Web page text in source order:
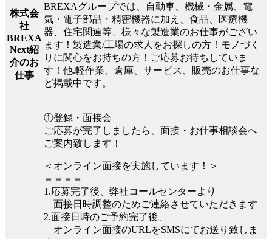
株式会
社
BREXA
Next紹
介のお
仕事
BREXAグループでは、自動車、機械・金属、電
気・電子部品・精密機器に加え、食品、医療機
器、住宅関連等、様々な製造業のお仕事がござい
ます！製造業/工場の求人をお探しの方！モノづく
りに関心をお持ちの方！ご応募お待ちしていま
す！他.軽作業、倉庫、サービス、販売のお仕事な
ど掲載中です。
①登録・面接会
ご応募が完了しましたら、面接・お仕事相談会へ
ご案内致します！
＜オンライン面接を実施しています！＞
＝＝＝＝
1.応募完了後、弊社コールセンターより
面接日時調整のためご連絡させていただきます
2.面接日時のご予約完了後、
オンライン面接のURLをSMSにてお送り致しま